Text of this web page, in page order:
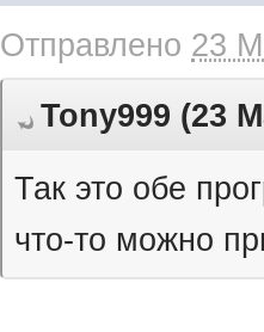
Отправлено 23
Tony999 (23
Так это обе
что-то можно